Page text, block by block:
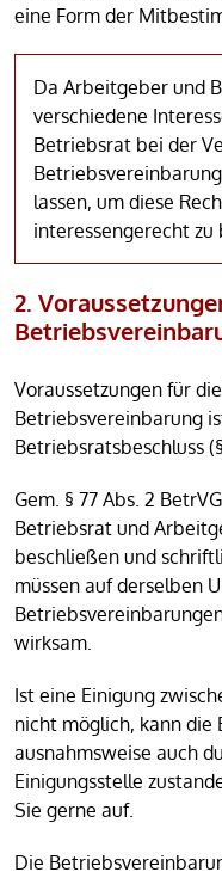
eine Form der
Da Arbeitgeber und
verschiedene
Betriebsrat bei der
lassen, um diese
interessengerecht zu
2.
Voraussetzungen für
Betriebsvereinbarung
Betriebsratsbeschluss
Gem. § 77 Abs. 2
Betriebsrat und
beschließen und
müssen auf derselben
wirksam.
Ist eine Einigung
nicht möglich, kann
ausnahmsweise auch
Einigungsstelle
Sie gerne auf.
Die